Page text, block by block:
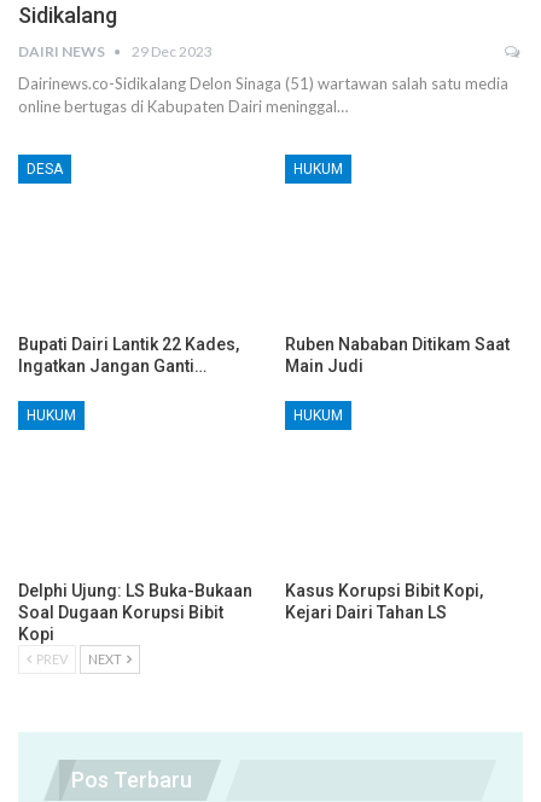
Sidikalang
DAIRI NEWS 29 Dec 2023
Dairinews.co-Sidikalang Delon Sinaga (51) wartawan salah satu media
online bertugas di Kabupaten Dairi meninggal…
DESA
Bupati Dairi Lantik 22 Kades,
Ingatkan Jangan Ganti…
HUKUM
Ruben Nababan Ditikam Saat
Main Judi
HUKUM
Delphi Ujung: LS Buka-Bukaan
Soal Dugaan Korupsi Bibit
Kopi
HUKUM
Kasus Korupsi Bibit Kopi,
Kejari Dairi Tahan LS
PREV NEXT
Pos Terbaru